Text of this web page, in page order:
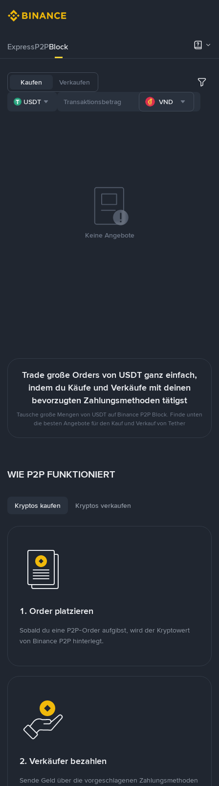
ExpressP2PBlock
Kaufen Verkaufen
USDT VND
Keine Angebote
Trade große Orders von USDT ganz einfach,
indem du Käufe und Verkäufe mit deinen
bevorzugten Zahlungsmethoden tätigst
Tausche große Mengen von USDT auf Binance P2P Block. Finde unten
die besten Angebote für den Kauf und Verkauf von Tether
WIE P2P FUNKTIONIERT
Kryptos kaufen Kryptos verkaufen
1. Order platzieren
Sobald du eine P2P-Order aufgibst, wird der Kryptowert
von Binance P2P hinterlegt.
2. Verkäufer bezahlen
Sende Geld über die vorgeschlagenen Zahlungsmethoden